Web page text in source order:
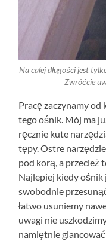
Na całej długości jest
Zwróćcie
Pracę zaczynamy
tego ośnik. Mój ma
ręcznie kute
tępy. Ostre
pod korą, a przecież
Najlepiej kiedy ośnik
swobodnie
łatwo usuniemy
uwagi nie
namiętnie